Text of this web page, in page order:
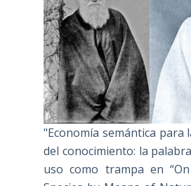
"Economía semántica para
del conocimiento: la
uso como trampa en